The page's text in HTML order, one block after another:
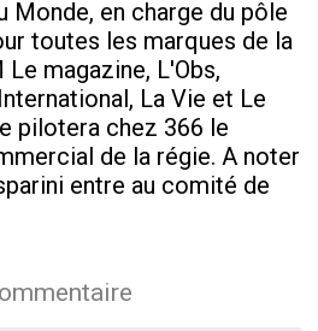
Monde, en charge du pôle
toutes les marques de la
magazine, L'Obs,
La Vie et Le
pilotera chez 366 le
de la régie. A noter
entre au comité de